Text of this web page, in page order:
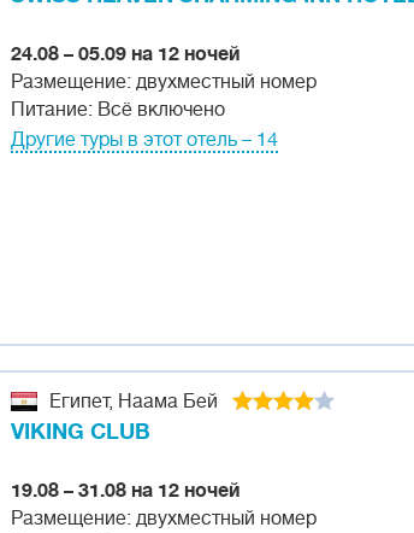
24.08 – 05.09 на 12 ночей
Размещение: двухместный номер
Питание: Всё включено
Другие туры в этот отель – 14
Египет, Наама Бей
VIKING CLUB
19.08 – 31.08 на 12 ночей
Размещение: двухместный номер